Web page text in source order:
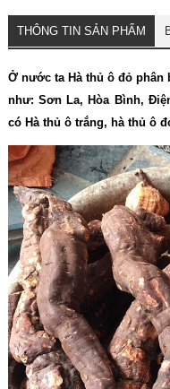
THÔNG TIN SẢN PHẨM
Ở nước ta Hà thủ ô đỏ
như: Sơn La, Hòa Bình,
có Hà thủ ô trắng, hà thủ ô